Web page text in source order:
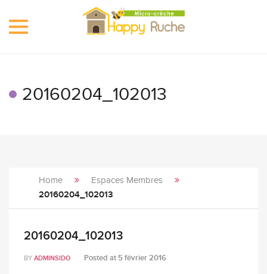
Toggle
20160204_102013
Home Espaces Membres
20160204_102013
20160204_102013
BY ADMINSIDO Posted at 5 février 2016